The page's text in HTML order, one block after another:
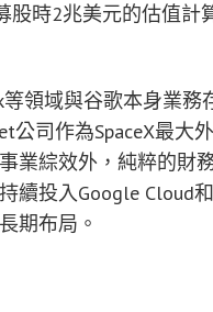
股時2兆美元的估值
等領域與谷歌本身業
公司作為SpaceX最大
業綜效外，純粹的財
續投入Google Cloud
期布局。